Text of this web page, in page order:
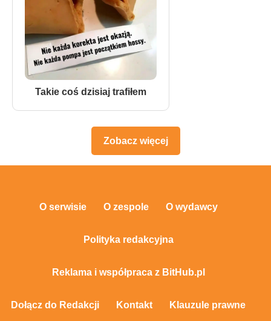
Takie coś dzisiaj trafiłem
Zobacz więcej
O serwisie O zespole O wydawcy
Polityka redakcyjna
Reklama i współpraca z BitHub.pl
Dołącz do Redakcji Kontakt Klauzule prawne